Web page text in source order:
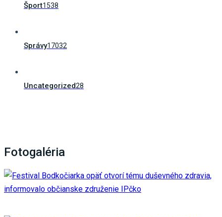
Šport1538
Správy17032
Uncategorized28
Fotogaléria